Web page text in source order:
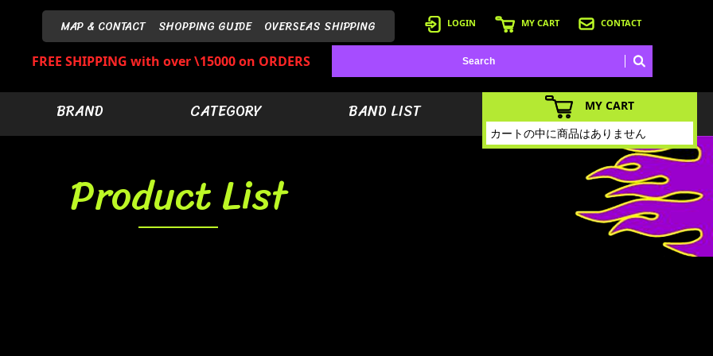
MAP & CONTACT SHOPPING GUIDE OVERSEAS SHIPPING LOGIN MY CART CONTACT
FREE SHIPPING with over \15000 on ORDERS
BRAND CATEGORY BAND LIST
Product List
MY CART
カートの中に商品はありません